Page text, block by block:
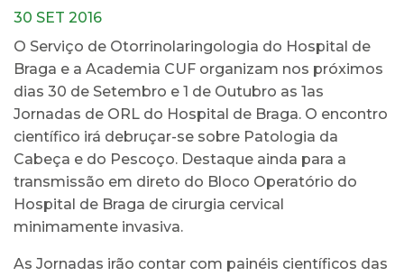
30 SET 2016
O Serviço de Otorrinolaringologia do Hospital de
Braga e a Academia CUF organizam nos próximos
dias 30 de Setembro e 1 de Outubro as 1as
Jornadas de ORL do Hospital de Braga. O encontro
científico irá debruçar-se sobre Patologia da
Cabeça e do Pescoço. Destaque ainda para a
transmissão em direto do Bloco Operatório do
Hospital de Braga de cirurgia cervical
minimamente invasiva.
As Jornadas irão contar com painéis científicos das